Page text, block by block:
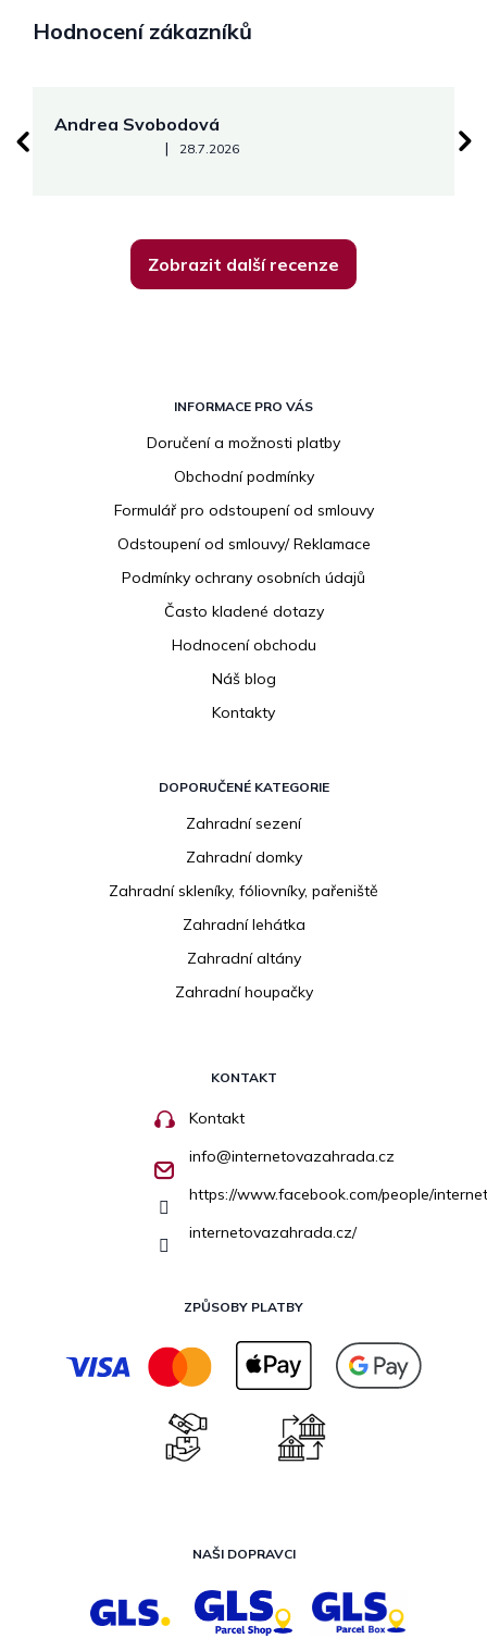
Hodnocení zákazníků
Andrea Svobodová
Hodnocení obchodu je 5 z 5 hvězdiček.
| 28.7.2026
Zobrazit další recenze
INFORMACE PRO VÁS
Doručení a možnosti platby
Obchodní podmínky
Formulář pro odstoupení od smlouvy
Odstoupení od smlouvy/ Reklamace
Podmínky ochrany osobních údajů
Často kladené dotazy
Hodnocení obchodu
Náš blog
Kontakty
DOPORUČENÉ KATEGORIE
Zahradní sezení
Zahradní domky
Zahradní skleníky, fóliovníky, pařeniště
Zahradní lehátka
Zahradní altány
Zahradní houpačky
KONTAKT
Kontakt
info@internetovazahrada.cz
https://www.facebook.com/people/
internetovazahrada.cz/
ZPŮSOBY PLATBY
NAŠI DOPRAVCI